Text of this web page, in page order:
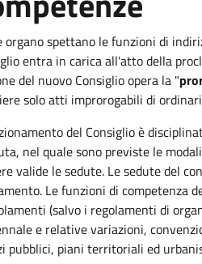
organo spettano le funzioni di
entra in carica all'atto della
del nuovo Consiglio opera la "
solo atti improrogabili di
del Consiglio è
nel quale sono previste le
valide le sedute. Le sedute del
Le funzioni di competenza
(salvo i regolamenti di
e relative variazioni,
pubblici, piani territoriali ed